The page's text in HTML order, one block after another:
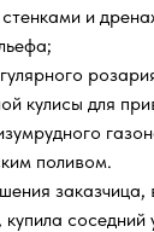
и
кулисы для
поливом.
заказчица,
купила соседний